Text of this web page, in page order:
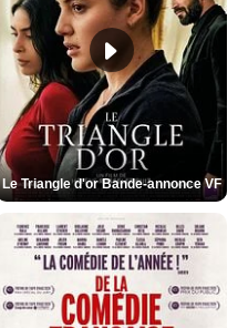
Le Triangle d'or Bande-annonce VF